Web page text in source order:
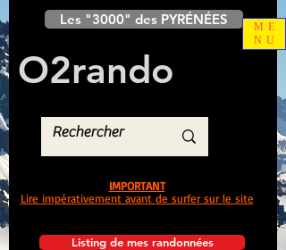
Les "3000" des PYRÉNÉES
O2rando
Listing de mes randonnées
IMPORTANT
Lire impérativement avant de surfer sur le site
ME
NU